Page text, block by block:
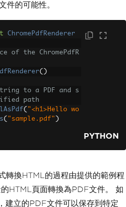
件的可能性。
ChromePdfRenderer
of the ChromePdfR
()
to a PDF and s
path
( "<h1>Hello wo
( "sample.pdf" )
PYTHON
轉換HTML的過程由提供的範例程
HTML頁面轉換為PDF文件。 如
建立的PDF文件可以保存到特定